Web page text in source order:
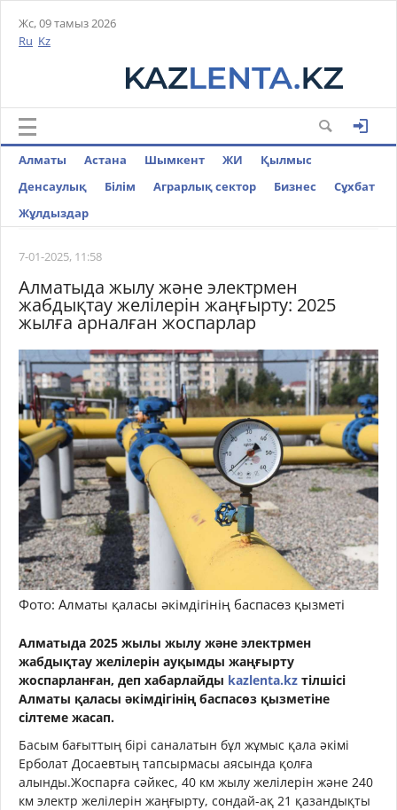
Жс, 09 тамыз 2026
Ru Kz
Алматы Астана Шымкент ЖИ
Қылмыс
Денсаулық
Білім Аграрлық сектор Бизнес
Cұхбат
Жұлдыздар
7-01-2025, 11:58
Алматыда жылу және электрмен
жабдықтау желілерін жаңғырту: 2025
жылға арналған жоспарлар
Фото: Алматы қаласы әкімдігінің баспасөз қызметі
Алматыда 2025 жылы жылу және электрмен
жабдықтау желілерін ауқымды жаңғырту
жоспарланған, деп хабарлайды kazlenta.kz тілшісі
Алматы қаласы әкімдігінің баспасөз қызметіне
сілтеме жасап.
Басым бағыттың бірі саналатын бұл жұмыс қала әкімі
Ерболат Досаевтың тапсырмасы аясында қолға
алынды.Жоспарға сәйкес, 40 км жылу желілерін және 240
км электр желілерін жаңғырту, сондай-ақ 21 қазандықты